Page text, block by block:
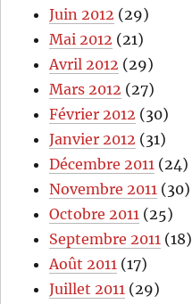
Juin 2012 (29)
Mai 2012 (21)
Avril 2012 (29)
Mars 2012 (27)
Février 2012 (30)
Janvier 2012 (31)
Décembre 2011 (24)
Novembre 2011 (30)
Octobre 2011 (25)
Septembre 2011 (18)
Août 2011 (17)
Juillet 2011 (29)